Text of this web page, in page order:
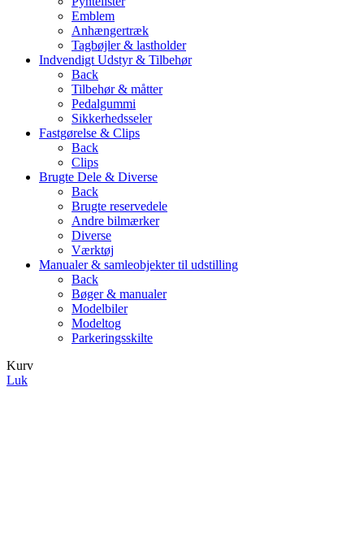
Emblem
Anhængertræk
Tagbøjler & lastholder
Indvendigt Udstyr & Tilbehør
Back
Tilbehør & måtter
Pedalgummi
Sikkerhedsseler
Fastgørelse & Clips
Back
Clips
Brugte Dele & Diverse
Back
Brugte reservedele
Andre bilmærker
Diverse
Værktøj
Manualer & samleobjekter til udstilling
Back
Bøger & manualer
Modelbiler
Modeltog
Parkeringsskilte
Kurv
Luk